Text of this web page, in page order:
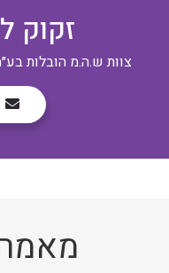
זקוק
צוות ש.ה.מ הובלות